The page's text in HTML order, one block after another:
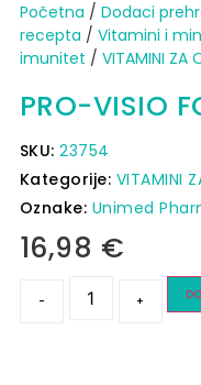
Početna / Dodaci
recepta / Vitamini i
imunitet / VITAMINI ZA
PRO-VISIO
SKU:23754
Kategorije: VITAMINI
Oznake: Unimed
16,98 €
- +